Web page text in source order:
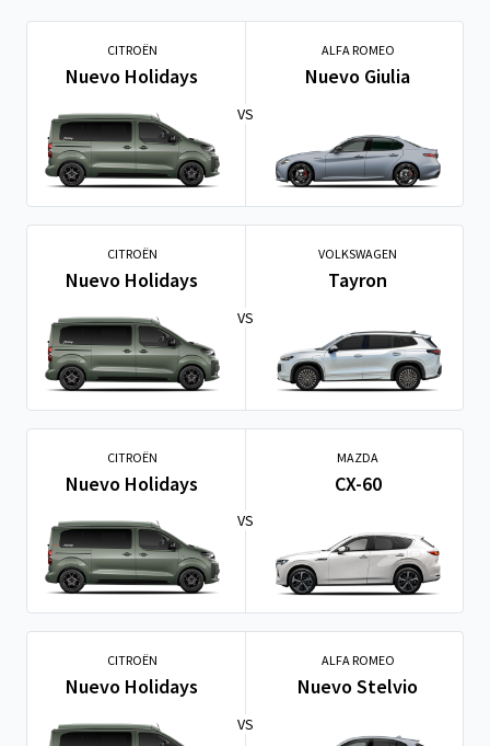
CITROËN
Nuevo Holidays
VS
ALFA ROMEO
Nuevo Giulia
CITROËN
Nuevo Holidays
VS
VOLKSWAGEN
Tayron
CITROËN
Nuevo Holidays
VS
MAZDA
CX-60
CITROËN
Nuevo Holidays
VS
ALFA ROMEO
Nuevo Stelvio